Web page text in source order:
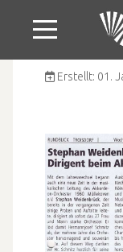
Mobile Menu
Erstellt: 01.